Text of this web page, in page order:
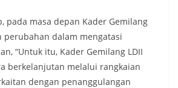
pada masa depan Kader Gemilang
perubahan dalam mengatasi
“Untuk itu, Kader Gemilang LDII
berkelanjutan melalui rangkaian
dengan penanggulangan